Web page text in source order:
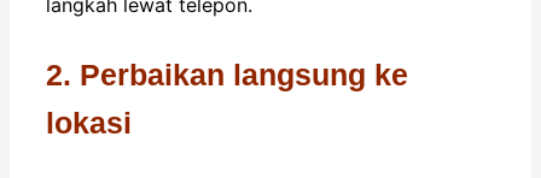
langkah lewat telepon.
2. Perbaikan langsung ke
lokasi